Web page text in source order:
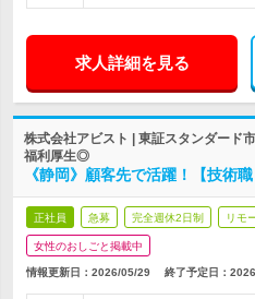
求人詳細を見る
株式会社アビスト | 東証スタンダード
福利厚生◎
《静岡》顧客先で活躍！【技術
正社員 急募 完全週休2日制 リモ
女性のおしごと掲載中
情報更新日：2026/05/29 終了予定日：